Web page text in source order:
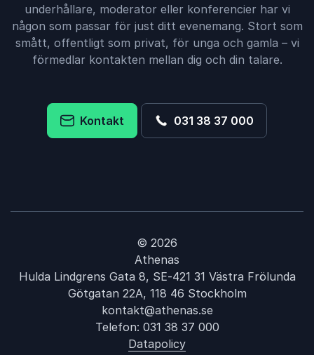
underhållare, moderator eller konferencier har vi
någon som passar för just ditt evenemang. Stort som
smått, offentligt som privat, för unga och gamla – vi
förmedlar kontakten mellan dig och din talare.
Kontakt 031 38 37 000
© 2026
Athenas
Hulda Lindgrens Gata 8, SE-421 31 Västra Frölunda
Götgatan 22A, 118 46 Stockholm
kontakt@athenas.se
Telefon: 031 38 37 000
Datapolicy